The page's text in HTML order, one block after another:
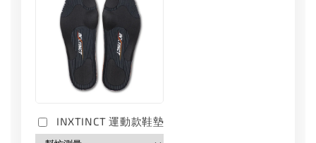
INXTINCT 運動款鞋墊